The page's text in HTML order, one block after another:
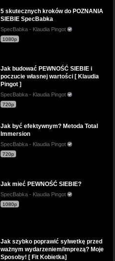
5 skutecznych kroków do POZNANIA
SIEBIE SpecBabka
SpecBabka - Klaudia Pingot
1080p
Jak budować PEWNOŚĆ SIEBIE i
poczucie własnej wartości [ Klaudia
Pingot ]
SpecBabka - Klaudia Pingot
720p
Jak być efektywnym? Metoda Total
Immersion
SpecBabka - Klaudia Pingot
720p
Jak mieć PEWNOŚĆ SIEBIE?
SpecBabka - Klaudia Pingot
1080p
Jak szybko poprawić sylwetkę przed
ważnym wydarzeniem/imprezą? Moje
Sposoby! [ Fit Kobietka]